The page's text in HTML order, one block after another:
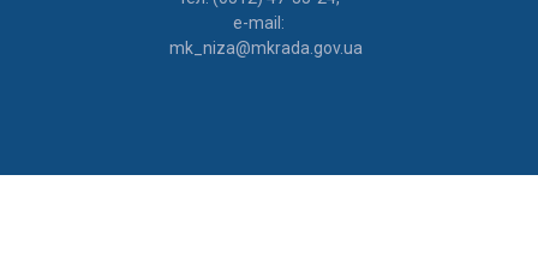
e-mail:
mk_niza@mkrada.gov.ua